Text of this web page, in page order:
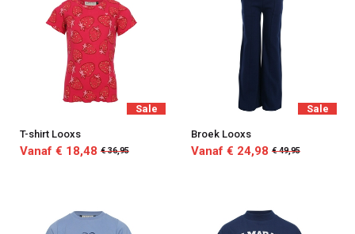
Sale
T-shirt Looxs
Vanaf € 18,48 € 36,95
Sale
Broek Looxs
Vanaf € 24,98 € 49,95